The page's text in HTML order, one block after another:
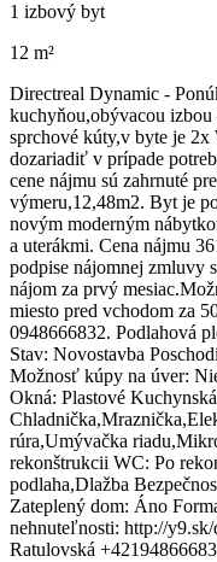
1 izbový byt
12 m²
Directreal Dynamic -
kuchyňou,obývacou
sprchové kúty,v byte je
dozariadiť v prípade
cene nájmu sú zahrnuté
výmeru,12,48m2. Byt je
novým moderným
a uterákmi. Cena nájmu
podpise nájomnej zmluvy
nájom za prvý
miesto pred vchodom za
0948666832. Podlahová
Stav: Novostavba
Možnosť kúpy na úver:
Okná: Plastové
rúra,Umývačka
rekonštrukcii WC: Po
podlaha,Dlažba
Zateplený dom: Áno
nehnuteľnosti: http://
Ratulovská